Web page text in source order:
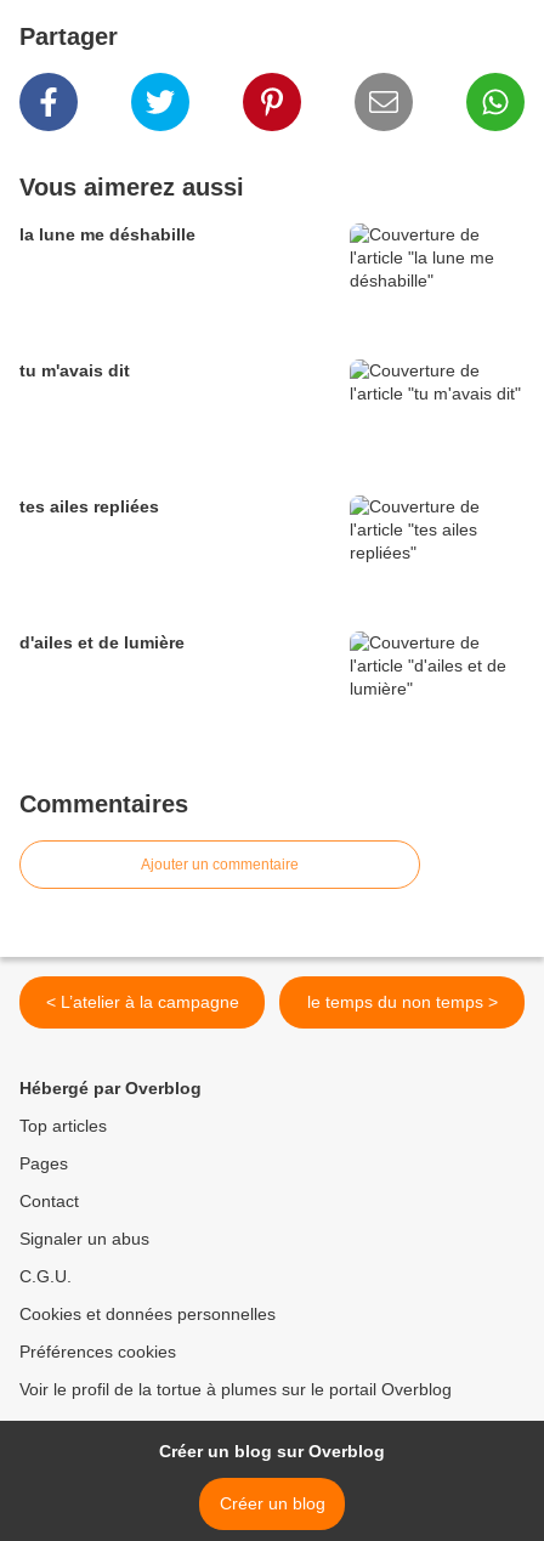
Partager
Vous aimerez aussi
la lune me déshabille
tu m'avais dit
tes ailes repliées
d'ailes et de lumière
Commentaires
Ajouter un commentaire
< L’atelier à la campagne le temps du non temps >
Hébergé par Overblog
Top articles
Pages
Contact
Signaler un abus
C.G.U.
Cookies et données personnelles
Préférences cookies
Voir le profil de la tortue à plumes sur le portail Overblog
Créer un blog sur Overblog
Créer un blog